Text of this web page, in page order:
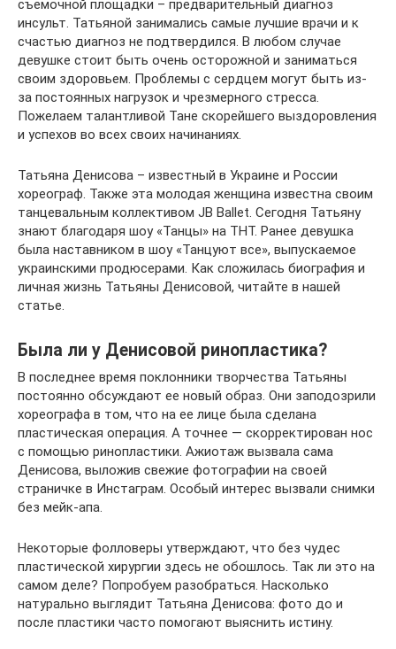
съемочной площадки – предварительный диагноз
инсульт. Татьяной занимались самые лучшие врачи и к
счастью диагноз не подтвердился. В любом случае
девушке стоит быть очень осторожной и заниматься
своим здоровьем. Проблемы с сердцем могут быть из-
за постоянных нагрузок и чрезмерного стресса.
Пожелаем талантливой Тане скорейшего выздоровления
и успехов во всех своих начинаниях.
Татьяна Денисова – известный в Украине и России
хореограф. Также эта молодая женщина известна своим
танцевальным коллективом JB Ballet. Сегодня Татьяну
знают благодаря шоу «Танцы» на ТНТ. Ранее девушка
была наставником в шоу «Танцуют все», выпускаемое
украинскими продюсерами. Как сложилась биография и
личная жизнь Татьяны Денисовой, читайте в нашей
статье.
Была ли у Денисовой ринопластика?
В последнее время поклонники творчества Татьяны
постоянно обсуждают ее новый образ. Они заподозрили
хореографа в том, что на ее лице была сделана
пластическая операция. А точнее — скорректирован нос
с помощью ринопластики. Ажиотаж вызвала сама
Денисова, выложив свежие фотографии на своей
страничке в Инстаграм. Особый интерес вызвали снимки
без мейк-апа.
Некоторые фолловеры утверждают, что без чудес
пластической хирургии здесь не обошлось. Так ли это на
самом деле? Попробуем разобраться. Насколько
натурально выглядит Татьяна Денисова: фото до и
после пластики часто помогают выяснить истину.